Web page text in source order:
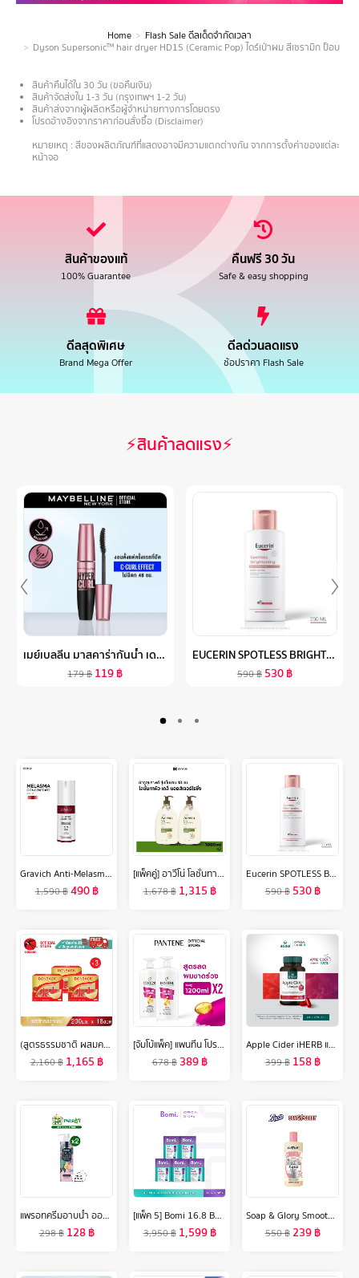
Home
Flash Sale ดีลเด็ดจำกัดเวลา
Dyson Supersonic™ hair dryer HD15 (Ceramic Pop) ไดร์เป่าผม สีเซรามิก ป็อบ
สินค้าคืนได้ใน 30 วัน (ขอคืนเงิน)
สินค้าจัดส่งใน 1-3 วัน (กรุงเทพฯ 1-2 วัน)
สินค้าส่งจากผู้ผลิตหรือผู้จำหน่ายทางการโดยตรง
โปรดอ้างอิงจากราคาก่อนสั่งซื้อ (Disclaimer)
หมายเหตุ : สีของผลิตภัณฑ์ที่แสดงอาจมีความแตกต่างกัน จากการตั้งค่าของแต่ละ
หน้าจอ
สินค้าของแท้
100% Guarantee
คืนฟรี 30 วัน
Safe & easy shopping
ดีลสุดพิเศษ
Brand Mega Offer
ดีลด่วนลดแรง
ช้อปราคา Flash Sale
⚡สินค้าลดแรง⚡
เมย์เบลลีน มาสคาร่ากันน้ำ เดอะ ไฮเปอร์เคิร์ล 9.2 มล.MAYBELLINE THE HYPERCURL WATERPROOF MASCARA 9.2 ML(เครื่องสำอาง, มาสคาร่า, มาสคาร่ากันน้ำ)
179฿ 119฿
EUCERIN SPOTLESS BRIGHTENING SKIN TONE PERFECTING BODY LOTION 250 ML ยูเซอริน สปอตเลส ไบรท์เทนนิ่ง สกิน โทน เพอร์เฟคติ้ง บอดี้ โลชั่น 250 มล.
590฿ 530฿
Gravich Anti-Melasma Concentrate Serum 30 ml
1,590฿490฿
[แพ็คคู่] อาวีโน่ โลชั่นทาผิว อาวีโน่ เดลี่ มอยส์เจอร์ไรซิ่ง 1000 มล. x 2 Aveeno Daily Moisturizing Lotion 1000 ml. x 2
1,678฿ 1,315 ฿
Eucerin SPOTLESS BRIGHTENING SKIN TONE PERFECTING BODY LOTION 250 ML ยูเซอริน สปอตเลส ไบรท์เทนนิ่ง สกิน โทน เพอร์เฟคติ้ง บอดี้ โลชั่น 250 มล.
590฿ 530฿
(สูตรธรรมชาติ ผสมคอลลาเจน 200 มล. 3 แพค) บอนแบค ชุดเครื่องดื่มรังนกสำเร็จรูปผสมคอลลาเจน Bonback รังนกบอนแบค รังนก ของขวัญ ปีใหม่
2,160฿ 1,165 ฿
[จัมโบ้แพ็ค] แพนทีน โปร-วี สูตรลดผมขาดหลุดร่วง แชมพู 1.2 ลิตร. x2 ผลิตภัณฑ์ดูแลผม บํารุงผม Pantene Pro-V Hair Fall Control Shampoo 1.2 L. x2
678฿ 389฿
Apple Cider iHERB แอปเปิลไซเดอร์ วินีการ์ กระปุกละ 60 เม็ด ส่งฟรี iherb ไขมันสะสม อ้วน อาหารเสริม แอปเปิ้ลไซเดอร์วีเนก้า 🍎 สูตรทานง่าย กลิ่นไม่ฉุน แอปเปิ้ล
399฿ 158฿
แพรอทครีมอาบน้ำ ออยล์อินบาธ ไฮโดร เฟรช 400มล. สีฟ้า [Bundle 2]Parrot Oil In Bath Hydro Fresh 400ML สบู่เหลว Liquid soap
298฿ 128฿
[แพ็ค 5] Bomi 16.8 Balance Probiotics (14 x 3g) โบมิ โพรไบโอติกส์ พร้อมทาน
3,950฿ 1,599฿
Soap & Glory Smooth Star Hydrating Body Washโซพ แอนด์ กลอรี่ สมูทตี้ สตาร์ ไฮเดรติ้ง บอดี้ วอช 500 มล.
550฿239฿